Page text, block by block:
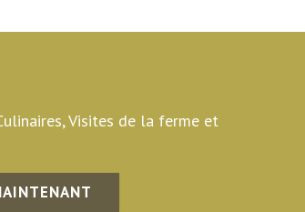
Visites de la ferme et